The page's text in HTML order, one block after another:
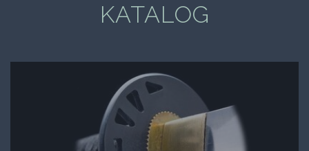
KATALOG